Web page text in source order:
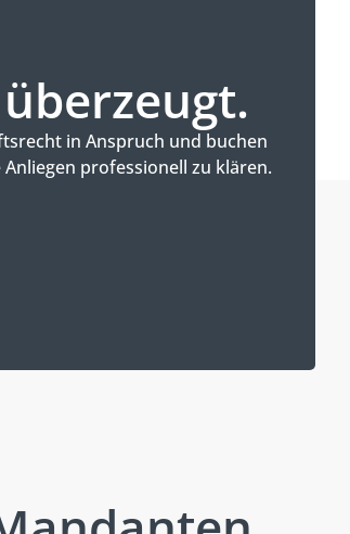
in Anspruch und buchen
professionell zu klären.